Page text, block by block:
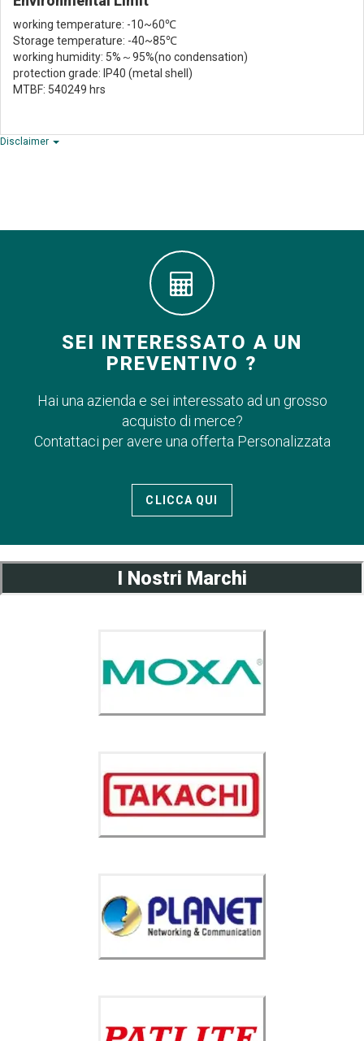
working temperature: -10~60℃
Storage temperature: -40~85℃
working humidity: 5%～95%(no condensation)
protection grade: IP40 (metal shell)
MTBF: 540249 hrs
Disclaimer
SEI INTERESSATO A UN
PREVENTIVO ?
Hai una azienda e sei interessato ad un grosso
acquisto di merce?
Contattaci per avere una offerta Personalizzata
CLICCA QUI
I Nostri Marchi